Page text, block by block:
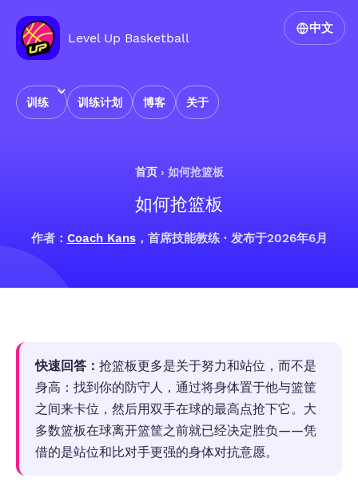
Level Up Basketball
训练 训练计划 博客 关于
中文
首页› 如何抢篮板
如何抢篮板
作者： Coach Kans，首席技能教练 · 发布于2026年6月
快速回答： 抢篮板更多是关于努力和站位，而不是
身高：找到你的防守人，通过将身体置于他与篮筐
之间来卡位，然后用双手在球的最高点抢下它。大
多数篮板在球离开篮筐之前就已经决定胜负——凭
借的是站位和比对手更强的身体对抗意愿。